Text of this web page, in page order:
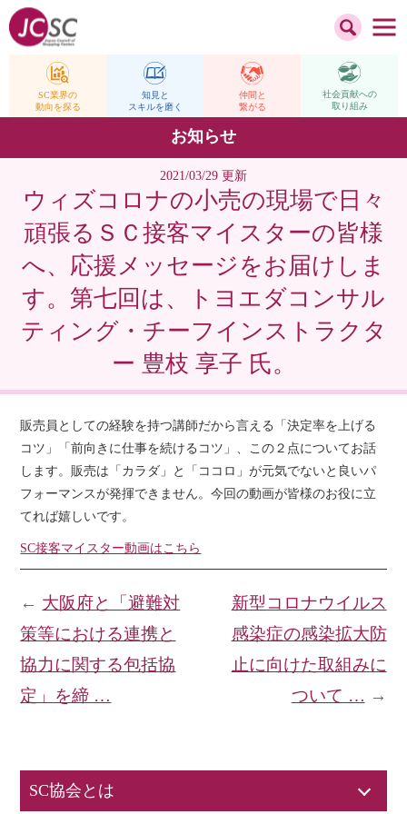
SC業界の
動向を探る
知見と
スキルを磨く
仲間と
繋がる
社会貢献への
取り組み
お知らせ
2021/03/29 更新
ウィズコロナの小売の現場で日々
頑張るＳＣ接客マイスターの皆様
へ、応援メッセージをお届けしま
す。第七回は、トヨエダコンサル
ティング・チーフインストラクタ
ー 豊枝 享子 氏。
販売員としての経験を持つ講師だから言える「決定率を上げる
コツ」「前向きに仕事を続けるコツ」、この２点についてお話
します。販売は「カラダ」と「ココロ」が元気でないと良いパ
フォーマンスが発揮できません。今回の動画が皆様のお役に立
てれば嬉しいです。
SC接客マイスター動画はこちら
新型コロナウイルス
感染症の感染拡大防
止に向けた取組みに
ついて … →
← 大阪府と「避難対
策等における連携と
協力に関する包括協
定」を締 …
SC協会とは